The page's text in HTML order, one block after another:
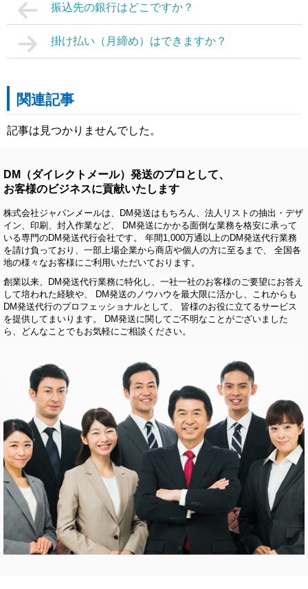
振込先の銀行はどこですか？
掛け払い（月締め）はできますか？
関連記事
記事は見つかりませんでした。
DM（ダイレクトメール）発送のプロとして、
お客様のビジネスに貢献いたします
株式会社ジャパンメールは、DM発送はもちろん、法人リストの抽出・デザ
イン、印刷、封入作業など、 DM発送にかかる面倒な業務を格安に承って
いる専門のDM発送代行会社です。 年間1,000万通以上のDM発送代行業務
を請け負っており、一部上場企業から商店や個人の方に至るまで、 全国各
地の様々なお客様にご利用いただいております。
創業以来、DM発送代行業務に特化し、一社一社のお客様のご要望にお答え
して培われた経験や、 DM発送のノウハウを最大限に活かし、これからも
DM発送代行のプロフェッショナルとして、 皆様のお役に立てるサービス
を提供してまいります。 DM発送に関してご不明なことがございました
ら、どんなことでもお気軽にご相談ください。